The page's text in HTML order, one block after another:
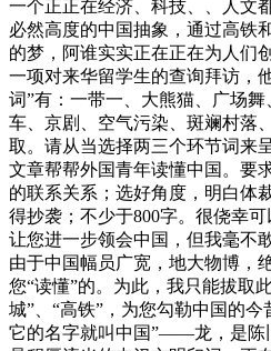
一个正正在经济、科技、、人文
必然高度的中国抽象，通过高铁
的梦，阿谁实实正在正在为人们
一项对来华留学生的查询拜访，
词”有：一带一、大熊猫、广场
车、京剧、空气污染、斑斓村落
取。请从当选择两三个环节词来
文章帮帮外国青年读懂中国。要
的联系关系；选好角度，明白体
得抄袭；不少于800字。很侥幸
让您进一步领会中国，但我毫不
由于中国幅员广宽，地大物博，
您“读懂”的。为此，我只能拔取
城”、“高铁”，为您勾勒中国的今
它的名字就叫中国”——龙，是陈